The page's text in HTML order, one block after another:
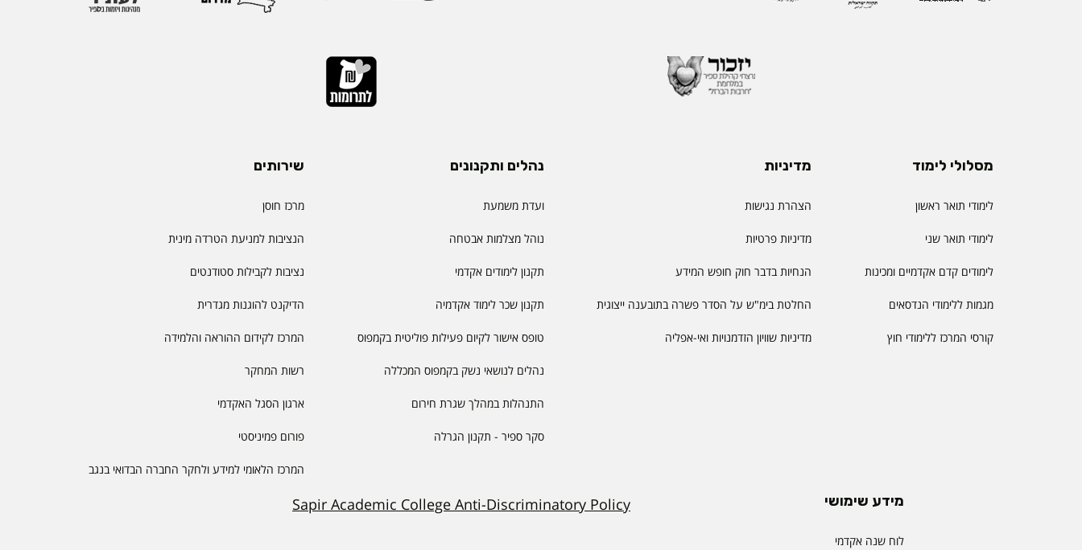
מסלולי לימוד
לימודי תואר ראשון
לימודי תואר שני
לימודים קדם אקדמיים ומכינות
מגמות ללימודי הנדסאים
קורסי המרכז ללימודי חוץ
מדיניות
הצהרת נגישות
מדיניות פרטיות
הנחיות בדבר חוק חופש המידע
החלטת בימ"ש על הסדר פשרה בתובענה ייצוגית
מדיניות שוויון הזדמנויות ואי-אפליה
נהלים ותקנונים
ועדת משמעת
נוהל מצלמות אבטחה
תקנון לימודים אקדמי
תקנון שכר לימוד אקדמיה
טופס אישור לקיום פעילות פוליטית בקמפוס
נהלים לנושאי נשק בקמפוס המכללה
התנהלות במהלך שגרת חירום
סקר ספיר - תקנון הגרלה
שירותים
מרכז חוסן
הנציבות למניעת הטרדה מינית
נציבות לקבילות סטודנטים
הדיקנט להוגנות מגדרית
המרכז לקידום ההוראה והלמידה
רשות המחקר
ארגון הסגל האקדמי
פורום פמיניסטי
המרכז הלאומי למידע ולחקר החברה הבדואי בנגב
מידע שימושי
לוח שנה אקדמי
Sapir Academic College Anti-Discriminatory Policy